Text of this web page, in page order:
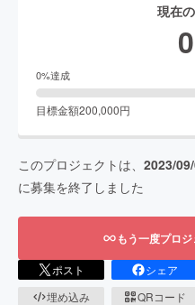
現在
0
0%達成
目標金額200,000円
このプロジェクトは、 2023/
に募集を終了しました
もう一度プロ
ポスト シェア
埋め込み
QRコード